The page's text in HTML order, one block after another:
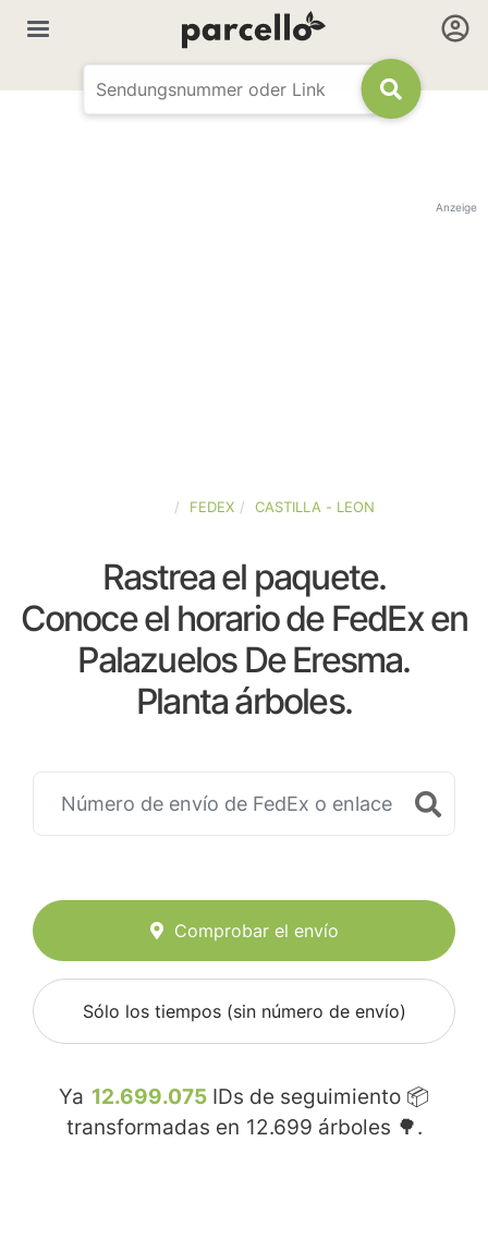
Anzeige
FEDEX CASTILLA - LEON
Rastrea el paquete.
Conoce el horario de FedEx en
Palazuelos De Eresma.
Planta árboles.
Comprobar el envío
Sólo los tiempos (sin número de envío)
Ya 12.699.075 IDs de seguimiento 📦
transformadas en 12.699 árboles 🌳.